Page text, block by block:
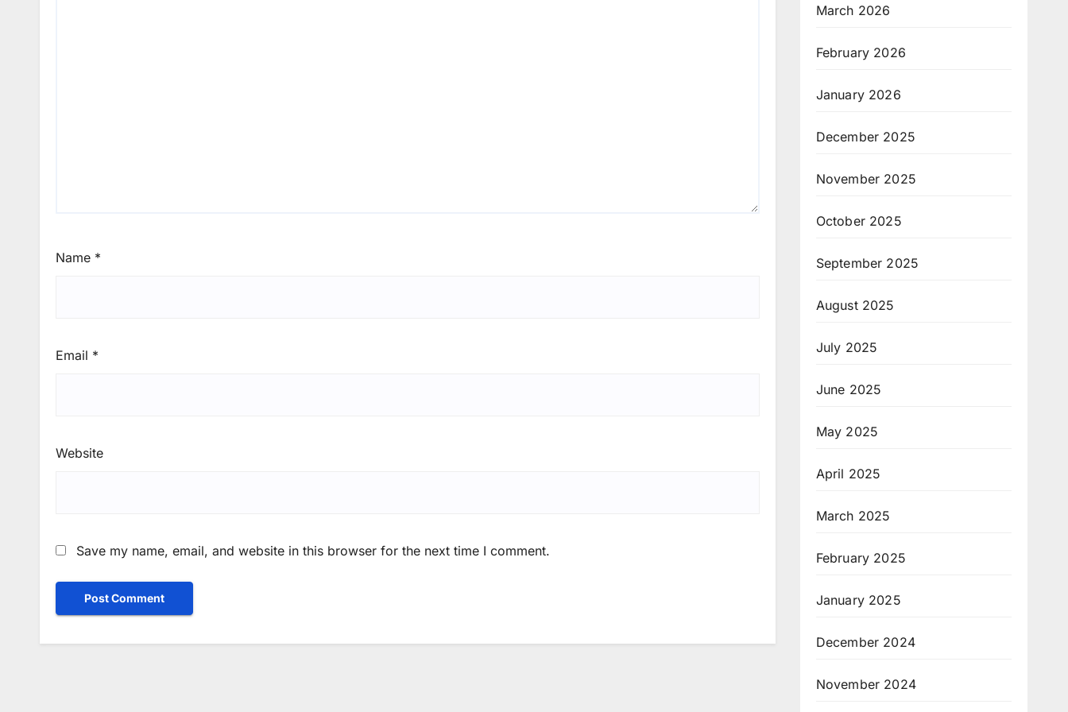
Name *
Email *
Website
Save my name, email, and website in this browser for the next time I comment.
March 2026
February 2026
January 2026
December 2025
November 2025
October 2025
September 2025
August 2025
July 2025
June 2025
May 2025
April 2025
March 2025
February 2025
January 2025
December 2024
November 2024